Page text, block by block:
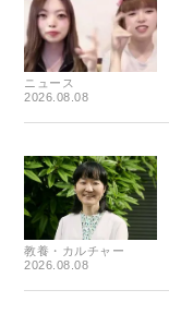
ニュース
2026.08.08
教養・カルチャー
2026.08.08